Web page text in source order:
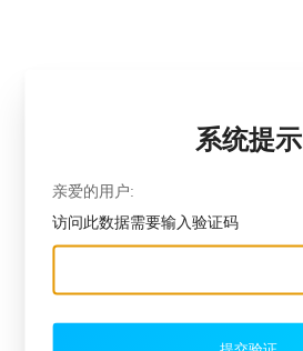
系统提示
亲爱的用户:
访问此数据需要输入验证码